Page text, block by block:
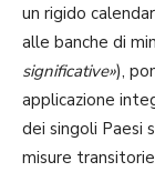
un rigido
alle banche di
significative»),
applicazione
dei singoli Paesi
misure